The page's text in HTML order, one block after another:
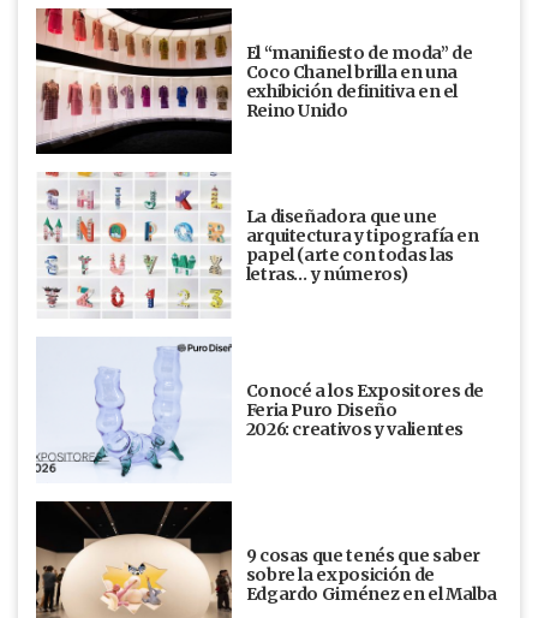
El “manifiesto de moda” de
Coco Chanel brilla en una
exhibición definitiva en el
Reino Unido
La diseñadora que une
arquitectura y tipografía en
papel (arte con todas las
letras… y números)
Conocé a los Expositores de
Feria Puro Diseño
2026: creativos y valientes
9 cosas que tenés que saber
sobre la exposición de
Edgardo Giménez en el Malba